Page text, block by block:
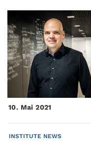
10. Mai 2021
INSTITUTE NEWS